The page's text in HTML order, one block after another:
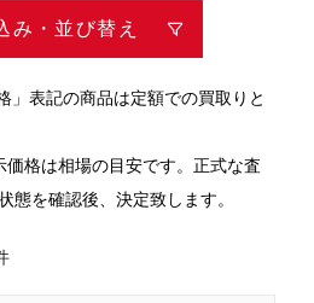
み・並び替え
」表記の商品は定額での買取りと
格は相場の目安です。正式な査
態を確認後、決定致します。